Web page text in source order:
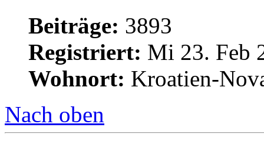
Beiträge: 3893
Registriert: Mi 23. Feb
Wohnort: Kroatien-
Nach oben